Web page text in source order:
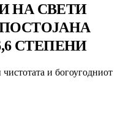
НА СВЕТИ
СТЕПЕНИ
и богоугодниот